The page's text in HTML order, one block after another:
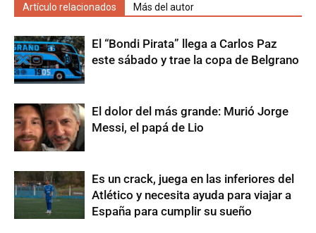
Artículo relacionados Más del autor
El “Bondi Pirata” llega a Carlos Paz
este sábado y trae la copa de Belgrano
El dolor del más grande: Murió Jorge
Messi, el papá de Lio
Es un crack, juega en las inferiores del
Atlético y necesita ayuda para viajar a
España para cumplir su sueño